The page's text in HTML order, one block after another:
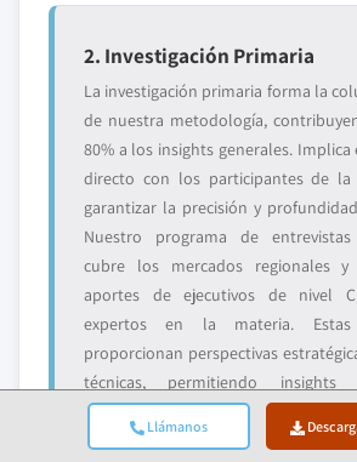
Llámanos
2. Investigación Primaria
La investigación primaria forma la
de nuestra metodología,
80% a los insights generales.
directo con los participantes de la
garantizar la precisión y
Nuestro programa de entrevistas
cubre los mercados regionales y
aportes de ejecutivos de nivel
expertos en la materia. Estas
proporcionan perspectivas
técnicas, permitiendo insights
pronósticos de mercado confiables.